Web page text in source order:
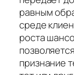
равным
среде
роста
признание